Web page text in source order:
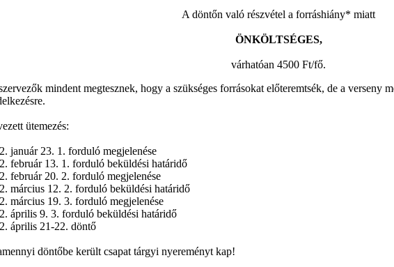
A döntőn való részvétel a forráshiány* miatt
ÖNKÖLTSÉGES,
várhatóan 4500 Ft/fő.
mindent megtesznek, hogy a szükséges forrásokat előteremtsék, de a verseny
ütemezés:
január 23. 1. forduló megjelenése
február 13. 1. forduló beküldési határidő
február 20. 2. forduló megjelenése
március 12. 2. forduló beküldési határidő
március 19. 3. forduló megjelenése
április 9. 3. forduló beküldési határidő
április 21-22. döntő
döntőbe került csapat tárgyi nyereményt kap!